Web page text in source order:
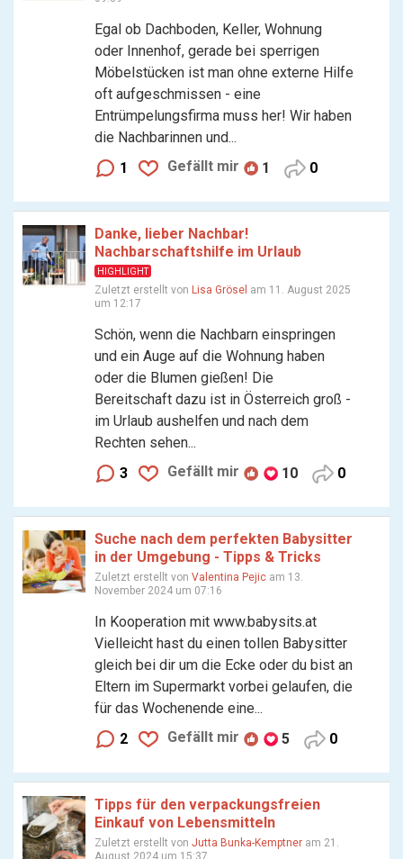
Egal ob Dachboden, Keller, Wohnung
oder Innenhof, gerade bei sperrigen
Möbelstücken ist man ohne externe Hilfe
oft aufgeschmissen - eine
Entrümpelungsfirma muss her! Wir haben
die Nachbarinnen und...
1
Gefällt mir 1 0
Danke, lieber Nachbar!
Nachbarschaftshilfe im Urlaub
HIGHLIGHT
Zuletzt erstellt von Lisa Grösel am 11. August 2025
um 12:17
Schön, wenn die Nachbarn einspringen
und ein Auge auf die Wohnung haben
oder die Blumen gießen! Die
Bereitschaft dazu ist in Österreich groß -
im Urlaub aushelfen und nach dem
Rechten sehen...
3
Gefällt mir 10 0
Suche nach dem perfekten Babysitter
in der Umgebung - Tipps & Tricks
Zuletzt erstellt von Valentina Pejic am 13.
November 2024 um 07:16
In Kooperation mit www.babysits.at
Vielleicht hast du einen tollen Babysitter
gleich bei dir um die Ecke oder du bist an
Eltern im Supermarkt vorbei gelaufen, die
für das Wochenende eine...
2
Gefällt mir 5 0
Tipps für den verpackungsfreien
Einkauf von Lebensmitteln
Zuletzt erstellt von Jutta Bunka-Kemptner am 21.
August 2024 um 15:37